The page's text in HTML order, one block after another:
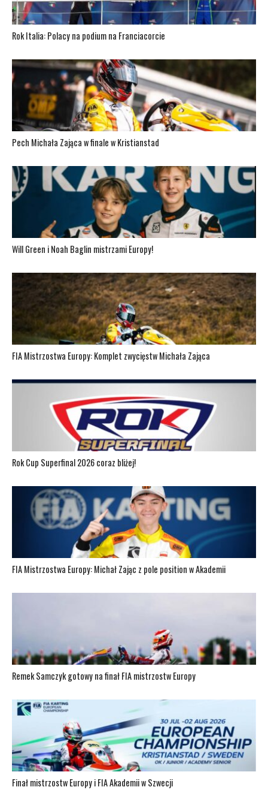
Rok Italia: Polacy na podium na Franciacorcie
Pech Michała Zająca w finale w Kristianstad
Will Green i Noah Baglin mistrzami Europy!
FIA Mistrzostwa Europy: Komplet zwycięstw Michała Zająca
Rok Cup Superfinal 2026 coraz bliżej!
FIA Mistrzostwa Europy: Michał Zając z pole position w Akademii
Remek Samczyk gotowy na finał FIA mistrzostw Europy
Finał mistrzostw Europy i FIA Akademii w Szwecji